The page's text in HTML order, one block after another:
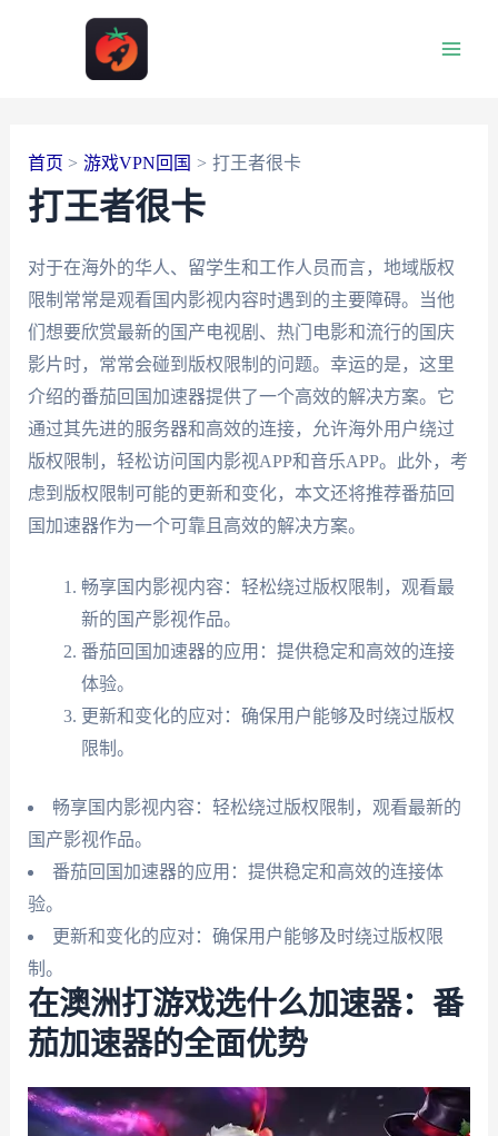
首页 游戏VPN回国 打王者很卡
打王者很卡
对于在海外的华人、留学生和工作人员而言，地域版权
限制常常是观看国内影视内容时遇到的主要障碍。当他
们想要欣赏最新的国产电视剧、热门电影和流行的国庆
影片时，常常会碰到版权限制的问题。幸运的是，这里
介绍的番茄回国加速器提供了一个高效的解决方案。它
通过其先进的服务器和高效的连接，允许海外用户绕过
版权限制，轻松访问国内影视APP和音乐APP。此外，考
虑到版权限制可能的更新和变化，本文还将推荐番茄回
国加速器作为一个可靠且高效的解决方案。
畅享国内影视内容：轻松绕过版权限制，观看最
新的国产影视作品。
番茄回国加速器的应用：提供稳定和高效的连接
体验。
更新和变化的应对：确保用户能够及时绕过版权
限制。
畅享国内影视内容：轻松绕过版权限制，观看最新的
国产影视作品。
番茄回国加速器的应用：提供稳定和高效的连接体
验。
更新和变化的应对：确保用户能够及时绕过版权限
制。
在澳洲打游戏选什么加速器：番
茄加速器的全面优势